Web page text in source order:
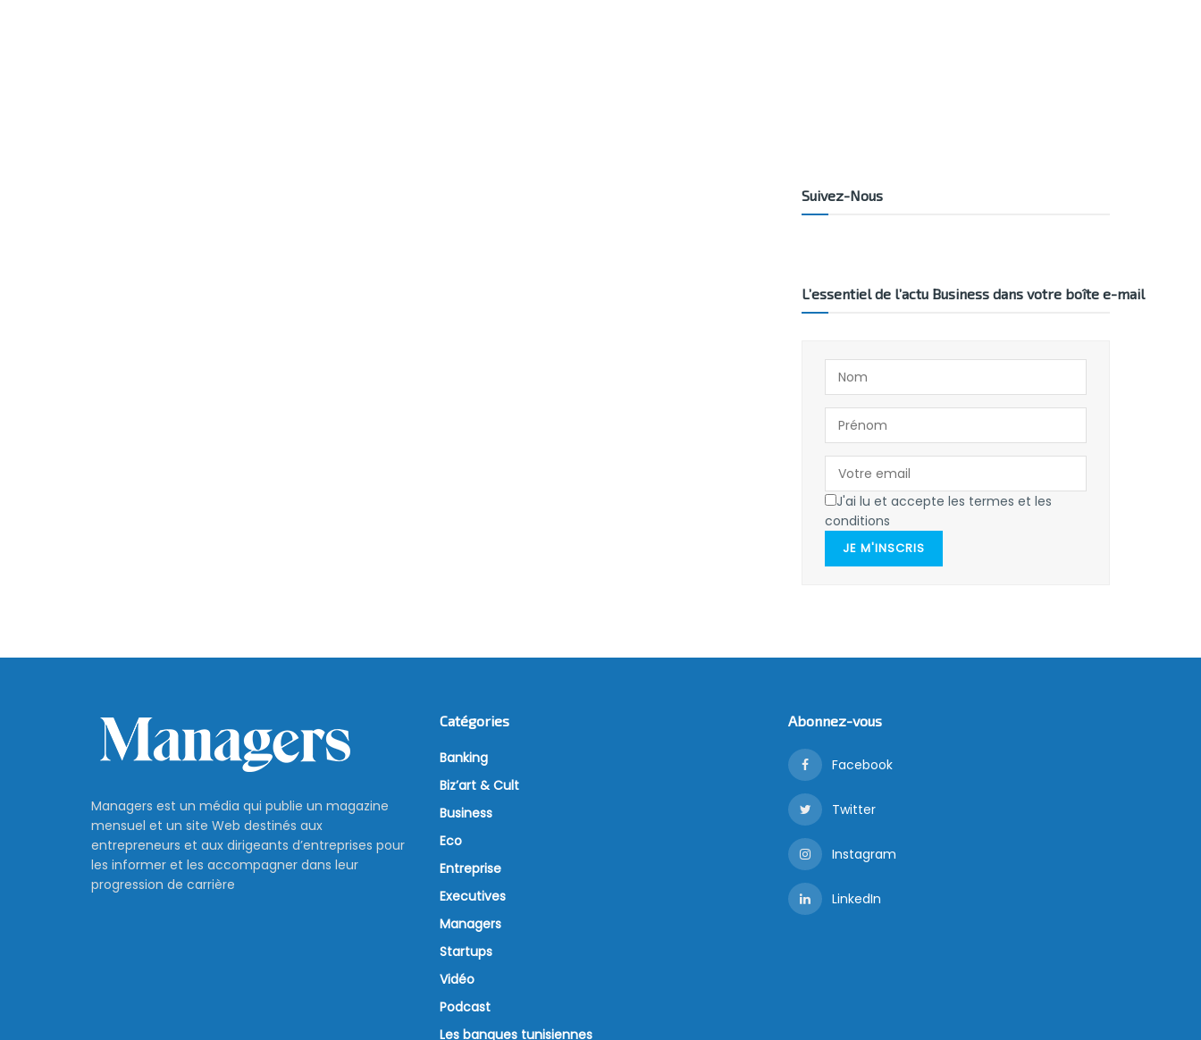
Suivez-Nous
L’essentiel de l’actu Business dans votre boîte e-mail
J'ai lu et accepte les termes et les
conditions
JE M'INSCRIS
Managers est un média qui publie un magazine
mensuel et un site Web destinés aux
entrepreneurs et aux dirigeants d’entreprises pour
les informer et les accompagner dans leur
progression de carrière
Catégories
Banking
Biz’art & Cult
Business
Eco
Entreprise
Executives
Managers
Startups
Vidéo
Podcast
Les banques tunisiennes
Abonnez-vous
Facebook
Twitter
Instagram
LinkedIn